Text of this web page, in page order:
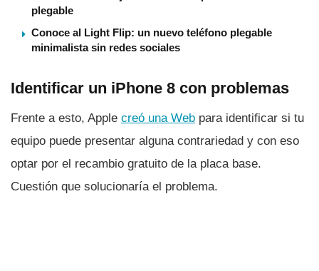
plegable
Conoce al Light Flip: un nuevo teléfono plegable
minimalista sin redes sociales
Identificar un iPhone 8 con problemas
Frente a esto, Apple creó una Web para identificar si tu
equipo puede presentar alguna contrariedad y con eso
optar por el recambio gratuito de la placa base.
Cuestión que solucionarí­a el problema.